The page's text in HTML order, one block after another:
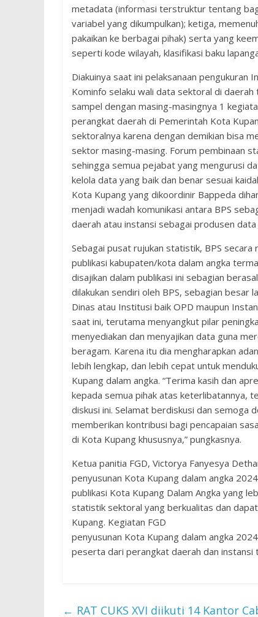
metadata (informasi terstruktur tentang
variabel yang dikumpulkan); ketiga,
pakaikan ke berbagai pihak) serta yang
seperti kode wilayah, klasifikasi baku
Diakuinya saat ini pelaksanaan pengukuran
Kominfo selaku wali data sektoral di
sampel dengan masing-masingnya 1
perangkat daerah di Pemerintah Kota
sektoralnya karena dengan demikian bisa
sektor masing-masing. Forum pembinaan
sehingga semua pejabat yang mengurusi
kelola data yang baik dan benar sesuai
Kota Kupang yang dikoordinir Bappeda
menjadi wadah komunikasi antara BPS
daerah atau instansi sebagai produsen
Sebagai pusat rujukan statistik, BPS
publikasi kabupaten/kota dalam angka
disajikan dalam publikasi ini sebagian
dilakukan sendiri oleh BPS, sebagian
Dinas atau Institusi baik OPD maupun
saat ini, terutama menyangkut pilar
menyediakan dan menyajikan data guna
beragam. Karena itu dia mengharapkan
lebih lengkap, dan lebih cepat untuk
Kupang dalam angka. “Terima kasih dan
kepada semua pihak atas keterlibatannya,
diskusi ini. Selamat berdiskusi dan semoga
memberikan kontribusi bagi pencapaian
di Kota Kupang khususnya,” pungkasnya.
Ketua panitia FGD, Victorya Fanyesya
penyusunan Kota Kupang dalam angka
publikasi Kota Kupang Dalam Angka yang
statistik sektoral yang berkualitas dan
Kupang. Kegiatan FGD
penyusunan Kota Kupang dalam angka
peserta dari perangkat daerah dan
← RAT CUKS XVI diikuti 14 Kantor